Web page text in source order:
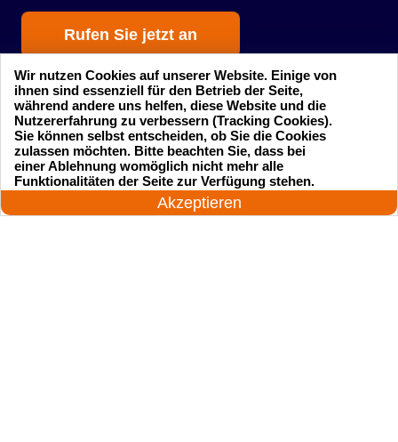
Rufen Sie jetzt an
Startseite Einsatzgebiete
Preise
24 Stunden am Tag
Akzeptieren
Wir nutzen Cookies auf unserer Website. Einige von
ihnen sind essenziell für den Betrieb der Seite,
während andere uns helfen, diese Website und die
Nutzererfahrung zu verbessern (Tracking Cookies).
Sie können selbst entscheiden, ob Sie die Cookies
zulassen möchten. Bitte beachten Sie, dass bei
einer Ablehnung womöglich nicht mehr alle
Funktionalitäten der Seite zur Verfügung stehen.